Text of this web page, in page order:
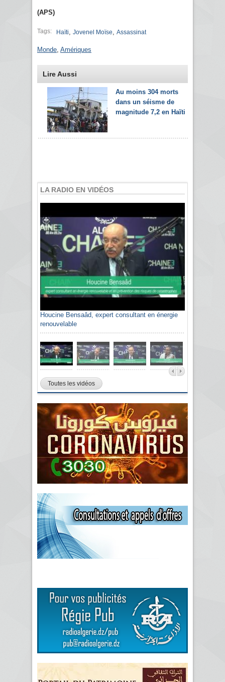
(APS)
Tags: Haïti Jovenel Moïse Assassinat
Monde Amériques
Lire Aussi
Au moins 304 morts
dans un séisme de
magnitude 7,2 en Haïti
LA RADIO EN VIDÉOS
Houcine Bensaâd, expert consultant en énergie
renouvelable
Toutes les vidéos